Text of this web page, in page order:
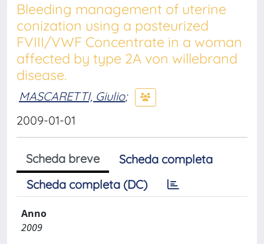
Bleeding management of uterine
conization using a pasteurized
FVIII/VWF Concentrate in a woman
affected by type 2A von willebrand
disease.
MASCARETTI, Giulio;
2009-01-01
Scheda breve
Scheda completa
Scheda completa (DC)
Anno
2009